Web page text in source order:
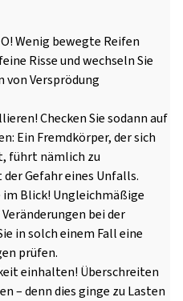
Wenig bewegte Reifen
Risse und wechseln Sie
von Versprödung
Checken Sie sodann auf
Ein Fremdkörper, der sich
führt nämlich zu
Gefahr eines Unfalls.
Blick! Ungleichmäßige
bei der
in solch einem Fall eine
prüfen.
einhalten! Überschreiten
– denn dies ginge zu Lasten